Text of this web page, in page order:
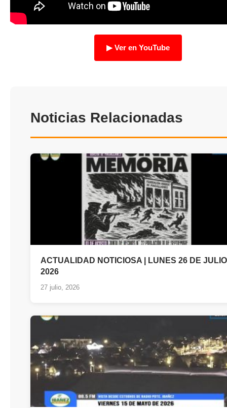
TRANSPARENCIA
▶ Ver en YouTube
Noticias Relacionadas
ACTUALIDAD NOTICIOSA | LUNES 26 DE JULIO
2026
27 julio, 2026